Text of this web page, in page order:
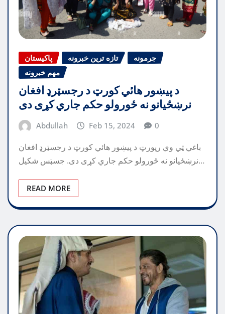
پاکیستان تازه ترین خبرونه
جرمونه
مهم خبرونه
د پيښور هائي کورټ د رجسټرډ افغان
نرښځیانو نه ځورولو حکم جاري کړی دی
Abdullah Feb 15, 2024 0
باغي ټي وي رپورټ د پيښور هائي کورټ د رجسټرډ افغان
نرښځیانو نه ځورولو حکم جاري کړی دی. جسټس شکیل…
READ MORE